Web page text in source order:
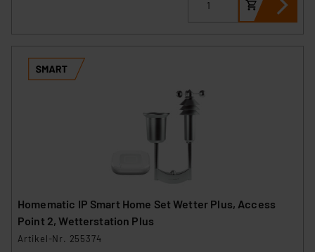
Homematic IP Smart Home Set Wetter Plus, Access
Point 2, Wetterstation Plus
Artikel-Nr. 255374